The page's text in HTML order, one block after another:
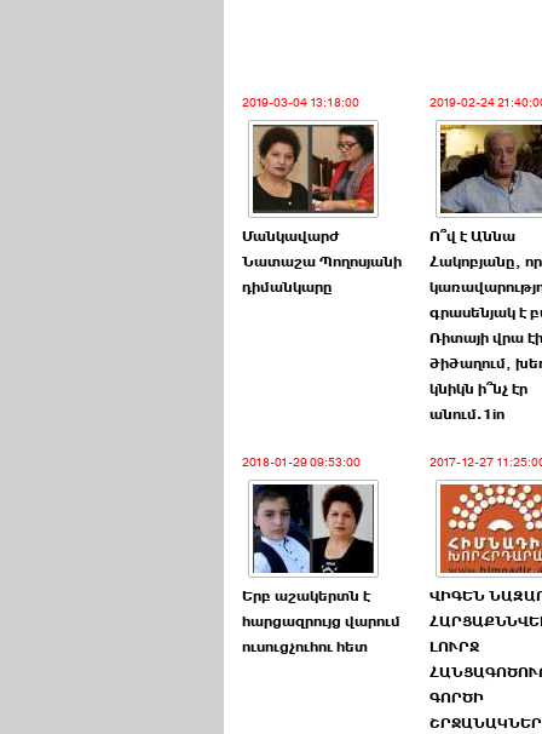
2019-03-04 13:18:00
Մանկավարժ
Նատաշա Պողոսյանի
դիմանկարը
2019-02-24
Ո՞վ է Աննա
Հակոբյանը, որ
գրասենյակ է
Ռիտայի վրա
ծիծաղում,
կնիկն ի՞նչ էր
անում.1in
2018-01-29 09:53:00
Երբ աշակերտն է
հարցազրույց վարում
ուսուցչուհու հետ
2017-12-27
ՎԻԳԵՆ
ԼՈՒՐՋ
ԳՈՐԾԻ